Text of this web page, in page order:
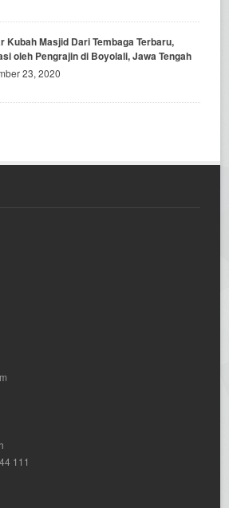
Kubah Masjid Dari Tembaga Terbaru,
oleh Pengrajin di Boyolali, Jawa Tengah
23, 2020
111